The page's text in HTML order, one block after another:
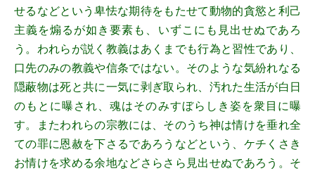
せるなどという卑怯な期待をもたせて動物的貪慾と利己
主義を煽るが如き要素も、いずこにも見出せぬであろ
う。われらが説く教義はあくまでも行為と習性であり、
口先のみの教義や信条ではない。そのような気紛れなる
隠蔽物は死と共に一気に剥ぎ取られ、汚れた生活が白日
のもとに曝され、魂はそのみすぼらしき姿を衆目に曝
す。またわれらの宗教には、そのうち神は情けを垂れ全
ての罪に恩赦を下さるであろうなどという、ケチくさき
お情けを求める余地などさらさら見出せぬであろう。そ